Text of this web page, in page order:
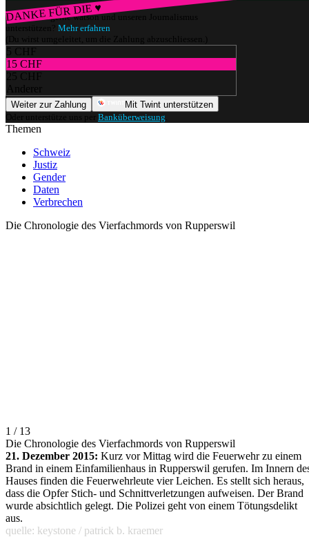
DANKE FÜR DIE ♥
Würdest du gerne watson und unseren Journalismus
unterstützen? Mehr erfahren
(Du wirst umgeleitet, um die Zahlung abzuschliessen.)
5 CHF
15 CHF
25 CHF
Anderer
Weiter zur Zahlung
Mit Twint unterstützen
Oder unterstütze uns per Banküberweisung
Themen
Schweiz
Justiz
Gender
Daten
Verbrechen
Die Chronologie des Vierfachmords von Rupperswil
1 / 13
Die Chronologie des Vierfachmords von Rupperswil
21. Dezember 2015: Kurz vor Mittag wird die Feuerwehr zu einem
Brand in einem Einfamilienhaus in Rupperswil gerufen. Im Innern
Hauses finden die Feuerwehrleute vier Leichen. Es stellt sich heraus,
dass die Opfer Stich- und Schnittverletzungen aufweisen. Der Brand
wurde absichtlich gelegt. Die Polizei geht von einem Tötungsdelikt
aus.
quelle: keystone / patrick b. kraemer